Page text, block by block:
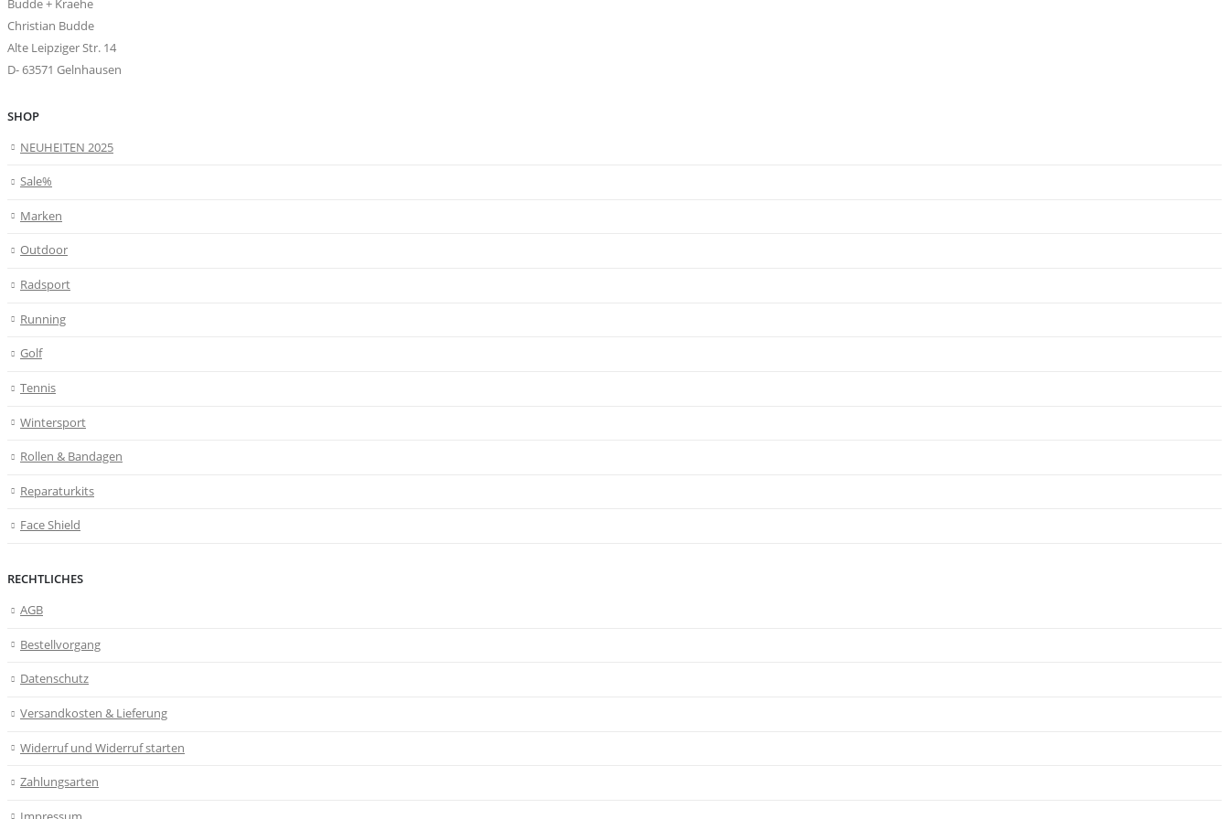
Budde + Kraehe
Christian Budde
Alte Leipziger Str. 14
D- 63571 Gelnhausen
SHOP
NEUHEITEN 2025
Sale%
Marken
Outdoor
Radsport
Running
Golf
Tennis
Wintersport
Rollen & Bandagen
Reparaturkits
Face Shield
RECHTLICHES
AGB
Bestellvorgang
Datenschutz
Versandkosten & Lieferung
Widerruf und Widerruf starten
Zahlungsarten